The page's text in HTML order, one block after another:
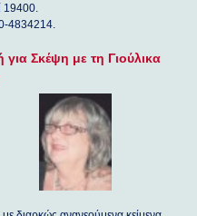
19400.
4834214.
Σκέψη με τη Γιούλικα